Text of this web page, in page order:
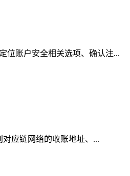
位账户安全相关选项、确认注...
应链网络的收账地址、...